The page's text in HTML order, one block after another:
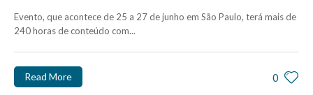
Evento, que acontece de 25 a 27 de junho em São Paulo, terá mais de
240 horas de conteúdo com...
0
Read More